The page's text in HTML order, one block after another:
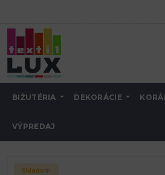
BIŽUTÉRIA DEKORÁCIE
VÝPREDAJ
Úvod Bižutéria
Skladom